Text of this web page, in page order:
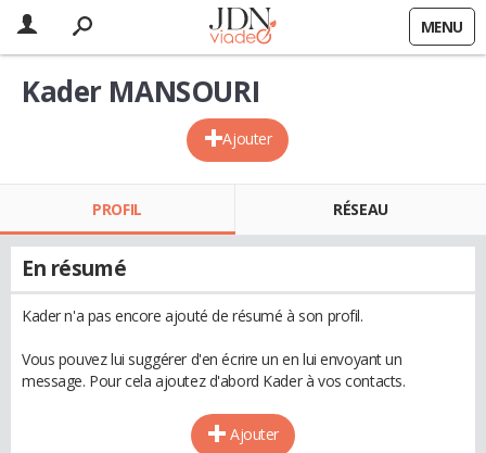
MENU
Ajouter
Kader MANSOURI
PROFIL RÉSEAU
En résumé
Kader n'a pas encore ajouté de résumé à son profil.
Vous pouvez lui suggérer d'en écrire un en lui envoyant un
message. Pour cela ajoutez d'abord Kader à vos contacts.
Ajouter